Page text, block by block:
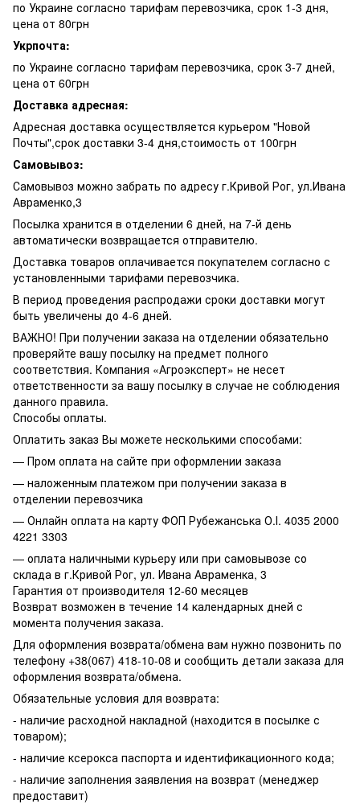
по Украине согласно тарифам перевозчика, срок 1-3 дня,
цена от 80грн
Укрпочта:
по Украине согласно тарифам перевозчика, срок 3-7 дней,
цена от 60грн
Доставка адресная:
Адресная доставка осуществляется курьером "Новой
Почты",срок доставки 3-4 дня,стоимость от 100грн
Самовывоз:
Самовывоз можно забрать по адресу г.Кривой Рог, ул.Ивана
Авраменко,3
Посылка хранится в отделении 6 дней, на 7-й день
автоматически возвращается отправителю.
Доставка товаров оплачивается покупателем согласно с
установленными тарифами перевозчика.
В период проведения распродажи сроки доставки могут
быть увеличены до 4-6 дней.
ВАЖНО! При получении заказа на отделении обязательно
проверяйте вашу посылку на предмет полного
соответствия. Компания «Агроэксперт» не несет
ответственности за вашу посылку в случае не соблюдения
данного правила.
Способы оплаты.
Оплатить заказ Вы можете несколькими способами:
— Пром оплата на сайте при оформлении заказа
— наложенным платежом при получении заказа в
отделении перевозчика
— Онлайн оплата на карту ФОП Рубежанська О.І. 4035 2000
4221 3303
— оплата наличными курьеру или при самовывозе со
склада в г.Кривой Рог, ул. Ивана Авраменка, 3
Гарантия от производителя 12-60 месяцев
Возврат возможен в течение 14 календарных дней с
момента получения заказа.
Для оформления возврата/обмена вам нужно позвонить по
телефону +38(067) 418-10-08 и сообщить детали заказа для
оформления возврата/обмена.
Обязательные условия для возврата:
- наличие расходной накладной (находится в посылке с
товаром);
- наличие ксерокса паспорта и идентификационного кода;
- наличие заполнения заявления на возврат (менеджер
предоставит)